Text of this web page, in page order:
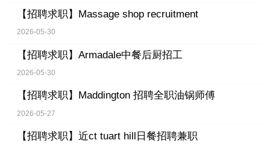
【招聘求职】 Massage shop recruitment
2026-05-30
【招聘求职】 Armadale中餐后厨招工
2026-05-30
【招聘求职】 Maddington 招聘全职油锅师傅
2026-05-27
【招聘求职】 近ct tuart hill日餐招聘兼职